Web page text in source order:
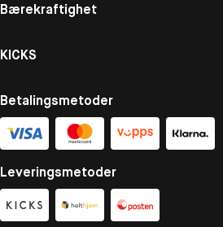
Bærekraftighet
KICKS
Betalingsmetoder
Leveringsmetoder